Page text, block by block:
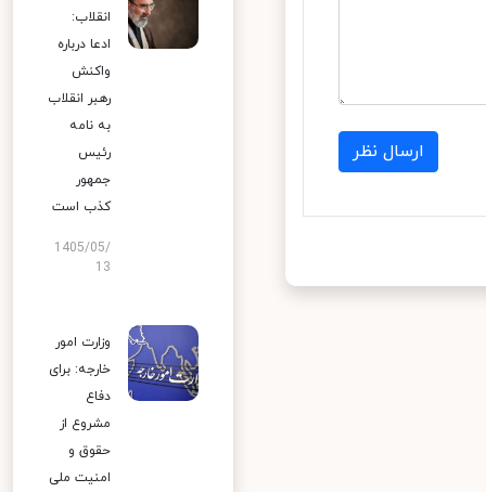
ارسال نظر
انقلاب:
ادعا درباره
واکنش
رهبر انقلاب
به نامه
رئیس
جمهور
کذب است
1405/05/
13
وزارت امور
خارجه: برای
دفاع
مشروع از
حقوق و
امنیت ملی